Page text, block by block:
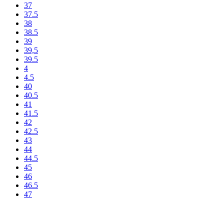
37
37.5
38
38.5
39
39,5
39.5
4
4.5
40
40.5
41
41.5
42
42.5
43
44
44.5
45
46
46.5
47